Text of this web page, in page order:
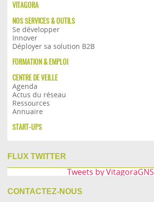
VITAGORA
NOS SERVICES & OUTILS
Se développer
Innover
Déployer sa solution B2B
FORMATION & EMPLOI
CENTRE DE VEILLE
Agenda
Actus du réseau
Ressources
Annuaire
START-UPS
FLUX TWITTER
Tweets by VitagoraGNS
CONTACTEZ-NOUS